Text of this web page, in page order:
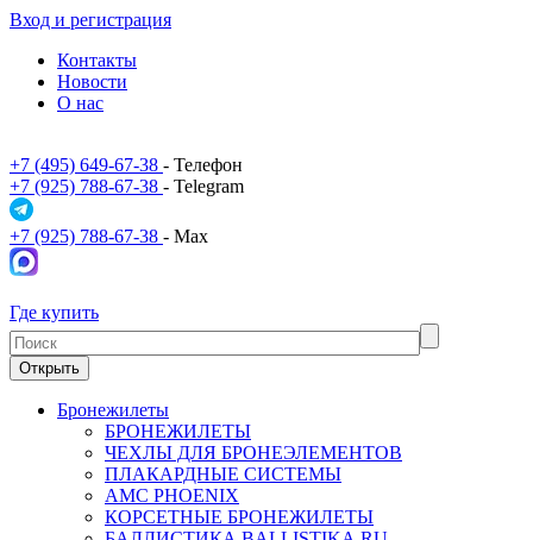
Вход и регистрация
Контакты
Новости
О нас
+7 (495) 649-67-38 - Телефон
+7 (925) 788-67-38 - Telegram
+7 (925) 788-67-38 - Max
Где купить
Открыть
Бронежилеты
БРОНЕЖИЛЕТЫ
ЧЕХЛЫ ДЛЯ БРОНЕЭЛЕМЕНТОВ
ПЛАКАРДНЫЕ СИСТЕМЫ
АМС PHOENIX
КОРСЕТНЫЕ БРОНЕЖИЛЕТЫ